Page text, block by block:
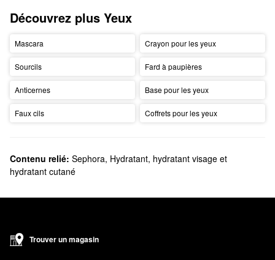
Découvrez plus Yeux
Mascara Crayon pour les yeux
Sourcils Fard à paupières
Anticernes Base pour les yeux
Faux cils Coffrets pour les yeux
Contenu relié: Sephora, Hydratant, hydratant visage et
hydratant cutané
Trouver un magasin